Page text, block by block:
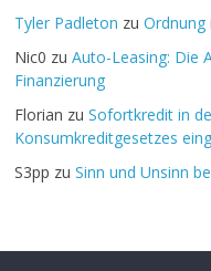
Tyler Padleton zuOrdnung
Nic0 zuAuto-Leasing: Die
Finanzierung
Florian zuSofortkredit in
Konsumkreditgesetzes
S3pp zuSinn und Unsinn